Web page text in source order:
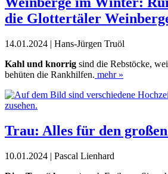
die Glottertäler
14.01.2024 | Hans-Jürgen Truöl
Kahl und knorrig sind die Rebstöcke,
behüten die Rankhilfen. mehr »
Trau: Alles für den
10.01.2024 | Pascal Lienhard